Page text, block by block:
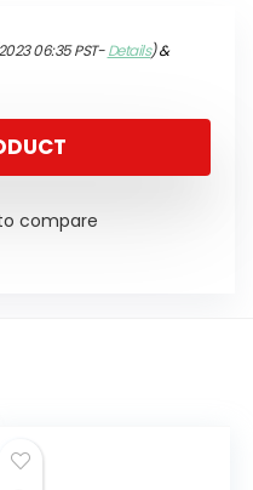
06:35 PST-Details)&
compare